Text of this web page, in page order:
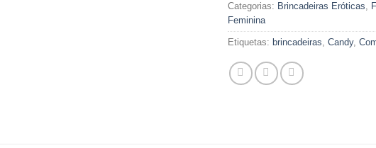
Categorias: Brincadeiras Eróticas
Feminina
Etiquetas: brincadeiras Candy,